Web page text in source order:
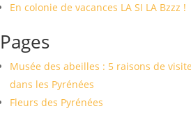
En colonie de vacances LA SI LA Bzzz !
Pages
Musée des abeilles : 5 raisons de
dans les Pyrénées
Fleurs des Pyrénées